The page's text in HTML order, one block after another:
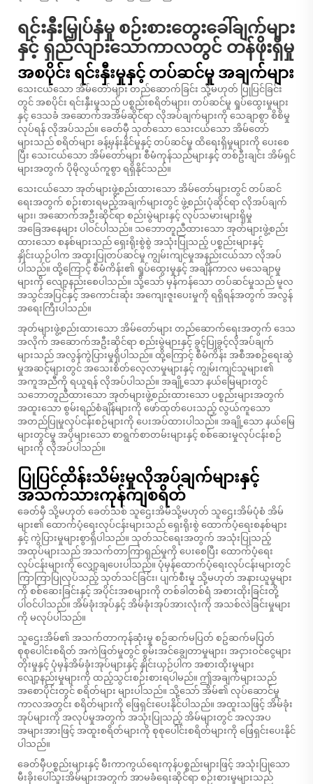
ရင်းနှီးမြှုပ်နှံမှု စဉ်းစားတွေးခေါ်ချက်များ
နှင့် ရှည်လျားသောကာလတွင် တန်ဖိုးရှိမှု
အစပိုင်း ရင်းနှီးမှုနှင့် တပ်ဆင်မှု အချက်များ
သေးငယ်သော အိမ်တော်များ တည်ဆောက်ခြင်း သို့မဟုတ် ပြုပြင်ခြင်း
တွင် အစပိုင်း ရင်းနှီးမှုသည် ပစ္စည်းစရိတ်များ၊ တပ်ဆင်မှု ရှုပ်ထွေးမှုများ
နှင့် ဒေသခံ အဆောက်အအိမ်ဆိုင်ရာ လိုအပ်ချက်များကို သေချာစွာ စိစိမှု
လုပ်ရန် လိုအပ်သည်။ ခေတ်မှီ သုတ်သော သေးငယ်သော အိမ်တော်
များသည် စရိတ်များ ခန့်မှန်းနိုင်မှုနှင့် တပ်ဆင်မှု ထိရေးရှိမှုများကို ပေးစေ
ပြီး သေးငယ်သော အိမ်တော်များ စီမံကုန်သည်များနှင့် တစ်ဦးချင်း အိမ်ရှင်
များအတွက် ပိုမိုလွယ်ကူစွာ ရရှိနိုင်သည်။
သေးငယ်သော အုတ်များဖွဲ့စည်းထားသော အိမ်တော်များတွင် တပ်ဆင်
ရေးအတွက် စဉ်းစားရမည့်အချက်များတွင် ဖွဲ့စည်းပုံဆိုင်ရာ လိုအပ်ချက်
များ၊ အဆောက်အဦးဆိုင်ရာ စည်းမွဲများနှင့် လုပ်သမားများရှိမှု
အခြေအနေများ ပါဝင်ပါသည်။ သဘောတူညီထားသော အုတ်များဖွဲ့စည်း
ထားသော စနစ်များသည် ရှေးရိုးစွဲစွဲ အသုံးပြုသည့် ပစ္စည်းများနှင့်
နှိုင်းယှဉ်ပါက အထူးပြုတပ်ဆင်မှု ကျွမ်းကျင်မှုအနည်းငယ်သာ လိုအပ်
ပါသည်။ ထို့ကြောင့် စီမံကိန်း၏ ရှုပ်ထွေးမှုနှင့် အချိန်ကာလ မသေချာမှု
များကို လျော့နည်းစေပါသည်။ သို့သော် မှန်ကန်သော တပ်ဆင်မှုသည် မူလ
အသွင်အပြင်နှင့် အကောင်းဆုံး အကျေးဇူးပေးမှုကို ရရှိရန်အတွက် အလွန်
အရေးကြီးပါသည်။
အုတ်များဖွဲ့စည်းထားသော အိမ်တော်များ တည်ဆောက်ရေးအတွက် ဒေသ
အလိုက် အဆောက်အဦးဆိုင်ရာ စည်းမွဲများနှင့် ခွင့်ပြုခွင့်လိုအပ်ချက်
များသည် အလွန်ကွဲပြားမှုရှိပါသည်။ ထို့ကြောင့် စီမံကိန်း အစီအစဥ်ရေးဆွဲ
မှုအဆင့်များတွင် အသေးစိတ်လေ့လာမှုများနှင့် ကျွမ်းကျင်သူများ၏
အကူအညီကို ရယူရန် လိုအပ်ပါသည်။ အချို့သော နယ်မြေများတွင်
သဘောတူညီထားသော အုတ်များဖွဲ့စည်းထားသော ပစ္စည်းများအတွက်
အထူးသော စွမ်းရည်စံချိန်များကို ဖော်ထုတ်ပေးသည့် လွယ်ကူသော
အတည်ပြုမှုလုပ်ငန်းစဉ်များကို ပေးအပ်ထားပါသည်။ အချို့သော နယ်မြေ
များတွင်မှု အပိုများသော စာရွက်စာတမ်းများနှင့် စစ်ဆေးမှုလုပ်ငန်းစဉ်
များကို လိုအပ်ပါသည်။
ပြုပြင်ထိန်းသိမ်းမှုလိုအပ်ချက်များနှင့်
အသက်သားကုန်ကျစရိတ်
ခေတ်မှီ သို့မဟုတ် ခေတ်သစ် သူဌေးအိမ်သို့မဟုတ် သူဌေးအိမ်ပုံစံ အိမ်
များ၏ ထောက်ပံ့ရေးလုပ်ငန်းများသည် ရှေးရိုးစွဲ ထောက်ပံ့ရေးစနစ်များ
နှင့် ကွဲပြားမှုများစွာရှိပါသည်။ သုတ်သင်ရေးအတွက် အသုံးပြုသည့်
အထုပ်များသည် အသက်တာကြာရှည်မှုကို ပေးစေပြီး ထောက်ပံ့ရေး
လုပ်ငန်းများကို လျှော့ချပေးပါသည်။ ပုံမှန်ထောက်ပံ့ရေးလုပ်ငန်းများတွင်
ကြာကြာပြုလုပ်သည့် သုတ်သင်ခြင်း၊ ပျက်စီးမှု သို့မဟုတ် အနားယူမှုများ
ကို စစ်ဆေးခြင်းနှင့် အပိုင်းအစများကို တစ်ခါတစ်ရံ အစားထိုးခြင်းတို့
ပါဝင်ပါသည်။ အိမ်ခုံးအုပ်နှင့် အိမ်ခုံးအုပ်အားလုံးကို အသစ်လဲခြင်းမှုများ
ကို မလုပ်ပါသည်။
သူဌေးအိမ်၏ အသက်တာကုန်ဆုံးမှု စဥ်ဆက်မပြတ် စဥ်ဆက်မပြတ်
စုစုပေါင်းစရိတ် အကဲဖြတ်မှုတွင် စွမ်းအင်ချွေတာမှုများ၊ အငှားဝင်ငွေများ
တိုးမှုနှင့် ပုံမှန်အိမ်ခုံးအုပ်များနှင့် နှိုင်းယှဉ်ပါက အစားထိုးမှုများ
လျော့နည်းမှုများကို ထည့်သွင်းစဉ်းစားရပါမည်။ ဤအချက်များသည်
အစောပိုင်းတွင် စရိတ်များ များပါသည်။ သို့သော် အိမ်၏ လုပ်ဆောင်မှု
ကာလအတွင်း စရိတ်များကို ဖြေရှင်းပေးနိုင်ပါသည်။ အထူးသဖြင့် အိမ်ခုံး
အုပ်များကို အလုပ်မှုအတွက် အသုံးပြုသည့် အိမ်များတွင် အလှအပ
အများအားဖြင့် အထူးစရိတ်များကို စုစုပေါင်းစရိတ်များကို ဖြေရှင်းပေးနိုင်
ပါသည်။
ခေတ်မှီပစ္စည်းများနှင့် မီးကာကွယ်ရေးကုန်ပစ္စည်းများဖြင့် အသုံးပြုသော
မီးခိုးပေါ်သူးအိမ်များအတွက် အာမခံရေးဆိုင်ရာ စဉ်းစားမှုများသည်